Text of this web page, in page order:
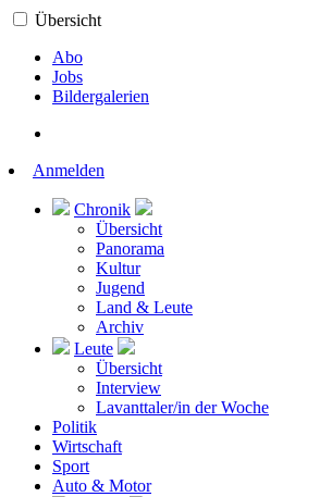
Übersicht
Abo
Jobs
Bildergalerien
Anmelden
Chronik
Übersicht
Panorama
Kultur
Jugend
Land & Leute
Archiv
Leute
Übersicht
Interview
Lavanttaler/in der Woche
Politik
Wirtschaft
Sport
Auto & Motor